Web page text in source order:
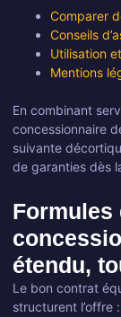
Comparer
Conseils
Utilisation
Mentions
En combinant
concessionnaire
suivante
de garanties dès
Formules
étendu,
Le bon contrat
structurent l’offre :